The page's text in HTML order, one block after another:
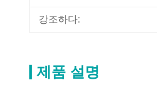
강조하다:
제품 설명